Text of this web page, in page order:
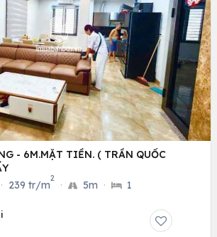
- 6M.MẶT TIỀN. ( TRẦN QUỐC
· 239 tr/m
2
· 5m · 1